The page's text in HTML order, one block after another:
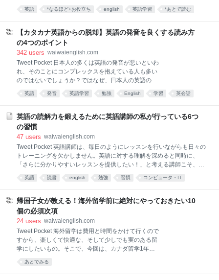
くのに必須です。一方、「決まった言いまわし（定型
組み合わせることで「短時間でメールを書く」という
ことが可能になります。 そこで、「よく使う8つの定
型文」を覚
多いのが現実です。 たくさんのお金をかけて勉強した人や、一生懸命に
単語帳を作って暗記をしてみたり。でも、お金や労力をかけたわりには
ます。 それはどうしてなのでしょうか。 そこで、今日は英語ができる
人と英語ができない人の違いをご紹介したいと思います。 １．「人が好
き」 英語をネイティブの人に話して通じた時はとても嬉しいものですよ
の勉強のモチベーションが上がります。いわゆる成功体験です。 語学の
勉強をする一番の楽しみは、コミュニケーションをとりたいということ
なのだと思います
英語 *なるほど+お役立ち english 英語学習 *あとで読む
【カタカナ英語からの脱却】英語の発音を良くする読み方
の4つのポイント
342 users waiwaienglish.com
Tweet Pocket 日本人の多くは英語の発音が悪いといわ
れ、そのことにコンプレックスを抱えている人も多い
のではないでしょうか？ではなぜ、日本人の英語の発
音は悪いのでしょう？ まず、アジアの言葉は欧米の言
葉とは違った口の開き方をし、違った筋肉の使い方を
いうことはつまり、英語を話す時には、日本語で私た
ちが日常的にしている口の開き方ではない、別の形を
心がけなければいけないということです。 次に、舌の
えて日常的に使っています。そのために、その言葉の
持つカタカナの音に慣れてしまい、本来英語で発音さ
れるべき音を失ってしまいます。だから、カタカナの
言葉は英語ではないということを忘れずに、別の言葉
てみましょう
英語 発音 英語学習 勉強 English 学習 英会話
英語の読解力を鍛えるために英語講師の私が行っている6つ
の習慣
47 users waiwaienglish.com
Tweet Pocket 英語講師は、毎日のようにレッスンを行いながらも日々の
トレーニングを欠かしません。英語に対する理解を深めると同時に、
「さらに分かりやすいレッスンを提供したい！」と考える講師こそ、
「優良講師だ！」と私は信じているのです。 私自身、毎日の英語トレー
ニングは欠かしません。しかし、トレーニングと言っても難しい事では
その方法が私の読解力を支え、さらに向上させていると思うのですが、
そんな私が行っている「7つの習慣」を皆さんに紹介したいと思いま
す。 「読解力がアップしない…」や「長文を読むのが苦痛だ…」と悩ん
て下さい！ １．通勤時間＝読書の時間 「一流のビジネスパーソンは通勤
時間を無駄にしない」と言いますが、難しく考える必要はありません。
「一流のビジネス
英語 読書 english 勉強 習慣 コンピュータ・IT
帰国子女が教える！海外留学前に絶対にやっておきたい10
個の必須次項
24 users waiwaienglish.com
Tweet Pocket 海外留学は費用と時間をかけて行くので
すから、楽しくて快適な、そして少しでも実のある留
学にしたいもの。そこで、今回は、カナダ留学1年間
ての方へ行く前にしておいた方がいいことを教えま
あとでみる